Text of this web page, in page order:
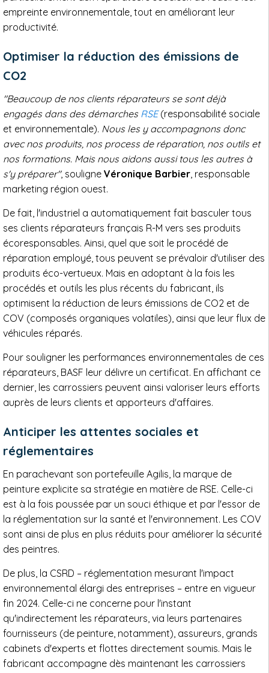
empreinte environnementale, tout en améliorant leur
productivité.
Optimiser la réduction des émissions de
CO2
"Beaucoup de nos clients réparateurs se sont déjà
engagés dans des démarches RSE (responsabilité sociale
et environnementale). Nous les y accompagnons donc
avec nos produits, nos process de réparation, nos outils et
nos formations. Mais nous aidons aussi tous les autres à
s'y préparer", souligne Véronique Barbier, responsable
marketing région ouest.
De fait, l'industriel a automatiquement fait basculer tous
ses clients réparateurs français R-M vers ses produits
écoresponsables. Ainsi, quel que soit le procédé de
réparation employé, tous peuvent se prévaloir d'utiliser des
produits éco-vertueux. Mais en adoptant à la fois les
procédés et outils les plus récents du fabricant, ils
optimisent la réduction de leurs émissions de CO2 et de
COV (composés organiques volatiles), ainsi que leur flux de
véhicules réparés.
Pour souligner les performances environnementales de ces
réparateurs, BASF leur délivre un certificat. En affichant ce
dernier, les carrossiers peuvent ainsi valoriser leurs efforts
auprès de leurs clients et apporteurs d'affaires.
Anticiper les attentes sociales et
réglementaires
En parachevant son portefeuille Agilis, la marque de
peinture explicite sa stratégie en matière de RSE. Celle-ci
est à la fois poussée par un souci éthique et par l'essor de
la réglementation sur la santé et l'environnement. Les COV
sont ainsi de plus en plus réduits pour améliorer la sécurité
des peintres.
De plus, la CSRD – réglementation mesurant l'impact
environnemental élargi des entreprises – entre en vigueur
fin 2024. Celle-ci ne concerne pour l'instant
qu'indirectement les réparateurs, via leurs partenaires
fournisseurs (de peinture, notamment), assureurs, grands
cabinets d'experts et flottes directement soumis. Mais le
fabricant accompagne dès maintenant les carrossiers